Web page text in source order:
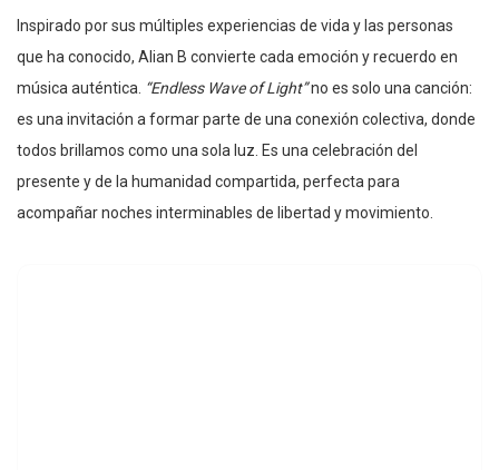
Inspirado por sus múltiples experiencias de vida y las personas
que ha conocido, Alian B convierte cada emoción y recuerdo en
música auténtica. “Endless Wave of Light”no es solo una canción:
es una invitación a formar parte de una conexión colectiva, donde
todos brillamos como una sola luz. Es una celebración del
presente y de la humanidad compartida, perfecta para
acompañar noches interminables de libertad y movimiento.